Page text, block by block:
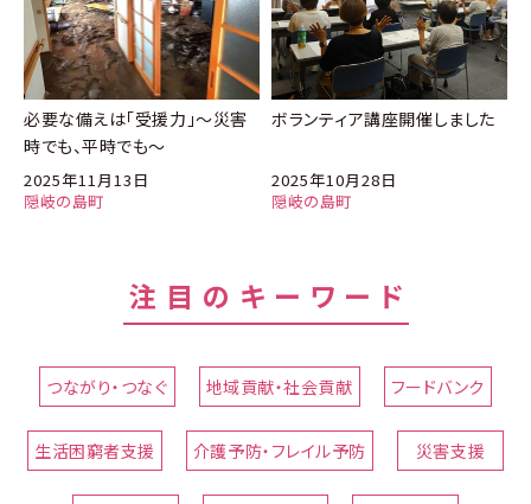
隠岐の島町
2025年11月13日
必要な備えは「受援力」～災害
時でも、平時でも～
隠岐の島町
2025年10月28日
ボランティア講座開催しました
注目のキーワード
つながり・つなぐ 地域貢献・社会貢献 フードバンク
生活困窮者支援 介護予防・フレイル予防 災害支援